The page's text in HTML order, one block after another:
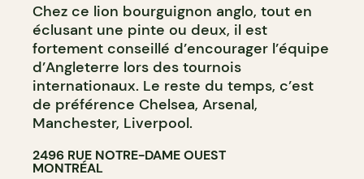
Chez ce lion bourguignon anglo, tout en
éclusant une pinte ou deux, il est
fortement conseillé d’encourager l’équipe
d’Angleterre lors des tournois
internationaux. Le reste du temps, c’est
de préférence Chelsea, Arsenal,
Manchester, Liverpool.
2496 RUE NOTRE-DAME OUEST
MONTRÉAL